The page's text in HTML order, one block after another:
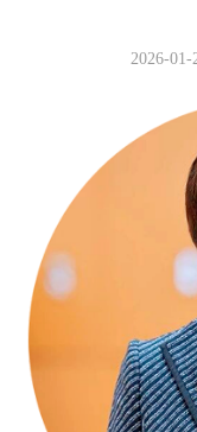
2026-01-